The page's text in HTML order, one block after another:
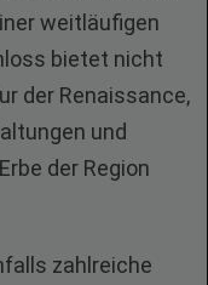
weitläufigen
bietet nicht
der Renaissance,
und
der Region
zahlreiche